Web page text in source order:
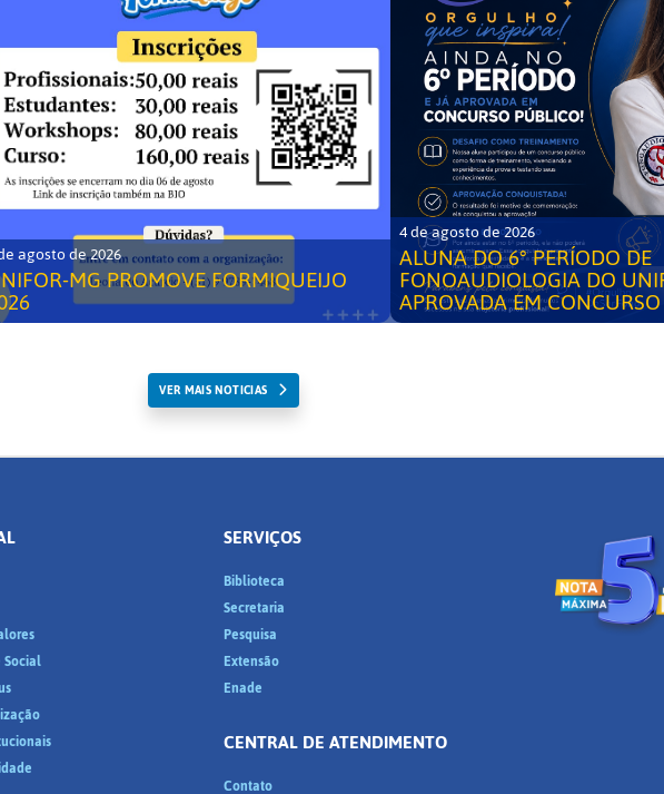
agosto de 2026
MG PROMOVE FORMIQUEIJO
4 de agosto de 2026
ALUNA DO 6° PERÍODO DE
FONOAUDIOLOGIA DO
APROVADA EM CONCURSO
VER MAIS NOTICIAS
SERVIÇOS
Biblioteca
Secretaria
Pesquisa
Extensão
Enade
CENTRAL DE ATENDIMENTO
Contato